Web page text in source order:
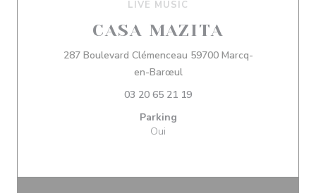
LIVE MUSIC
CASA MAZITA
287 Boulevard Clémenceau 59700 Marcq-
en-Barœul((ouvre une nouvelle
03 20 65 21 19
Parking
Oui